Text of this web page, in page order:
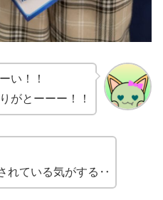
い！！
がとーーー！！
れている気がする‥